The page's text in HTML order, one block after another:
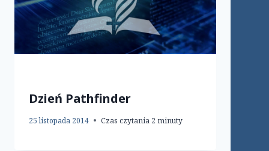
Dzień Pathfinder
25 listopada 2014 Czas czytania 2 minuty